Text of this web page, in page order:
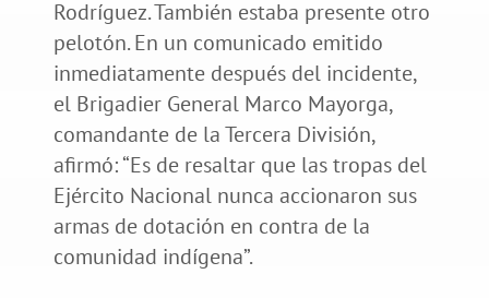
Rodríguez. También estaba presente otro
pelotón. En un comunicado emitido
inmediatamente después del incidente,
el Brigadier General Marco Mayorga,
comandante de la Tercera División,
afirmó: “Es de resaltar que las tropas del
Ejército Nacional nunca accionaron sus
armas de dotación en contra de la
comunidad indígena”.